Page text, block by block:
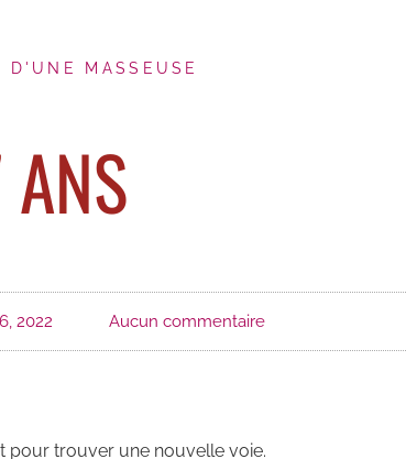
D'UNE MASSEUSE
2022 Aucun commentaire
pour trouver une nouvelle voie.